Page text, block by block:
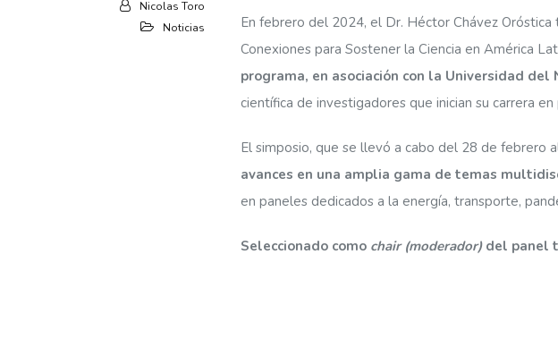
Nicolas Toro
Noticias
En febrero del 2024, el Dr. Héctor Chávez
Conexiones para Sostener la Ciencia en América
programa, en asociación con la Universidad
científica de investigadores que inician su carrera
El simposio, que se llevó a cabo del 28 de febrero
avances en una amplia gama de temas
en paneles dedicados a la energía, transporte,
Seleccionado como chair (moderador) del panel